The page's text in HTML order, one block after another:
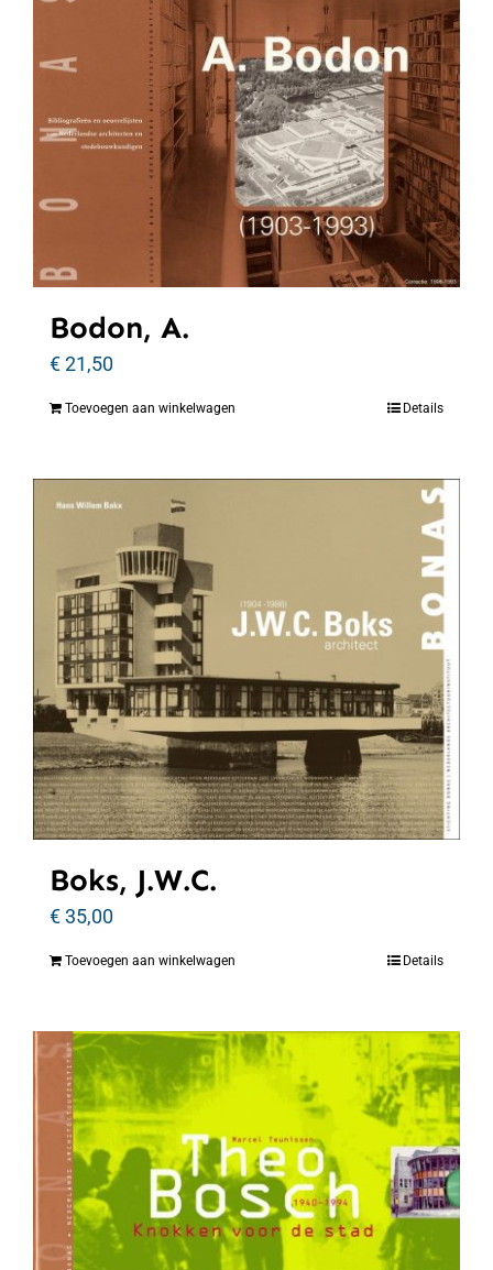
Bodon, A.
€21,50
Toevoegen aan winkelwagen Details
Boks, J.W.C.
€35,00
Toevoegen aan winkelwagen Details